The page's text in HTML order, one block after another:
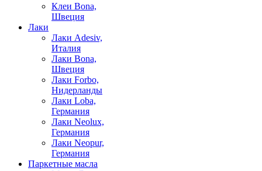
Клеи Bona,
Швеция
Лаки
Лаки Adesiv,
Италия
Лаки Bona,
Швеция
Лаки Forbo,
Нидерланды
Лаки Loba,
Германия
Лаки Neolux,
Германия
Лаки Neopur,
Германия
Паркетные масла